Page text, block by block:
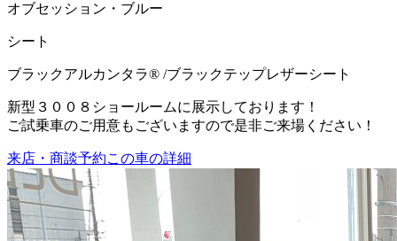
オブセッション・ブルー
シート
ブラックアルカンタラ® /ブラックテップレザーシート
新型３００８ショールームに展示しております！
ご試乗車のご用意もございますので是非ご来場ください！
来店・商談予約この車の詳細